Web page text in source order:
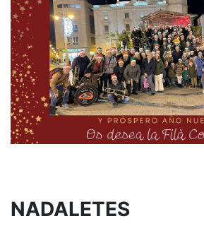
NADALETES